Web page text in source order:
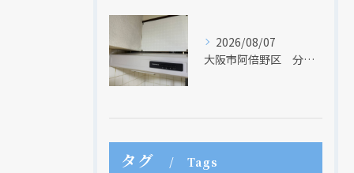
2026/08/07
大阪市阿倍野区 分譲マンションのレンジフード取替リフォーム工事 タカラスタンダード
タグ Tags